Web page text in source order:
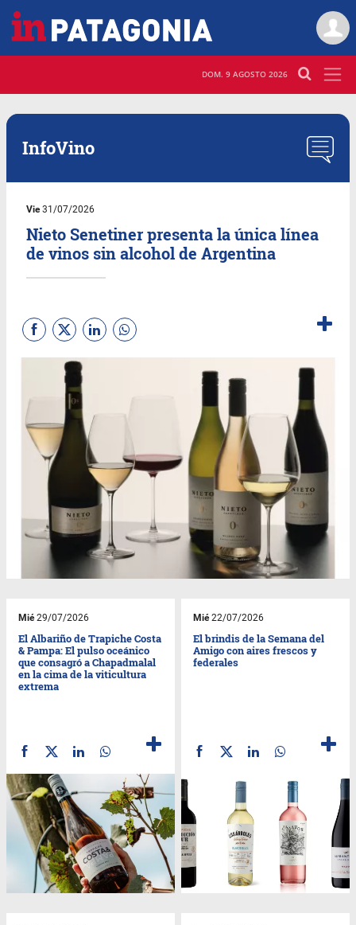
DOM. 9 AGOSTO 2026
InfoVino
Vie31/07/2026
Nieto Senetiner presenta la única línea
de vinos sin alcohol de Argentina
Mié29/07/2026
El Albariño de Trapiche Costa
& Pampa: El pulso oceánico
que consagró a Chapadmalal
en la cima de la viticultura
extrema
Mié22/07/2026
El brindis de la Semana del
Amigo con aires frescos y
federales